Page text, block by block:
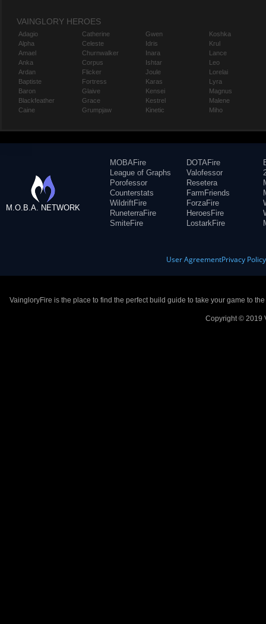
VAINGLORY HEROES
Adagio
Alpha
Amael
Anka
Ardan
Baptiste
Baron
Blackfeather
Caine
Catherine
Celeste
Churnwalker
Corpus
Flicker
Fortress
Glaive
Grace
Grumpjaw
Gwen
Idris
Inara
Ishtar
Joule
Karas
Kensei
Kestrel
Kinetic
Koshka
Krul
Lance
Leo
Lorelai
Lyra
Magnus
Malene
Miho
M.O.B.A. NETWORK
MOBAFire
League of Graphs
Porofessor
Counterstats
WildriftFire
RuneterraFire
SmiteFire
DOTAFire
Valofessor
Resetera
FarmFriends
ForzaFire
HeroesFire
LostarkFire
User AgreementPrivacy Policy
VaingloryFire is the place to find the perfect build guide to take your game to
Copyright © 2019